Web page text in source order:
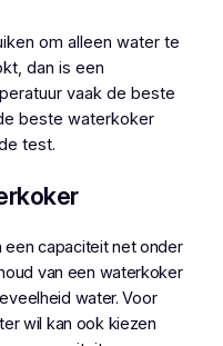
om alleen water te
dan is een
vaak de beste
beste waterkoker
test.
capaciteit net onder
van een waterkoker
water. Voor
wil kan ook kiezen